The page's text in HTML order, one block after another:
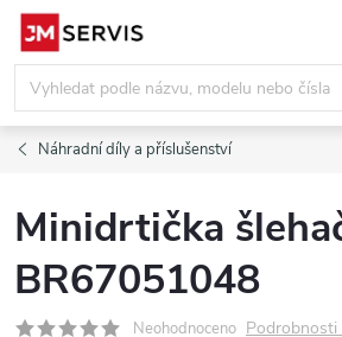
Přejít
obsah
Náhradní díly a příslušenství
Minidrtička
BR67051048
Neohodnoceno